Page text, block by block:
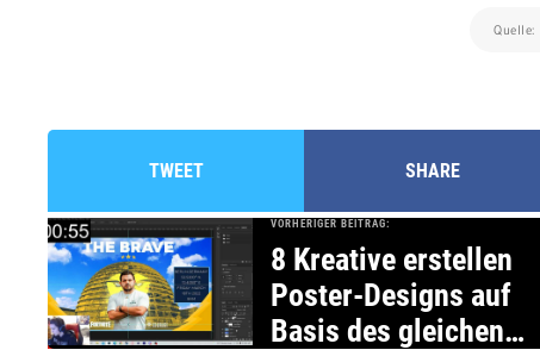
Quelle:
TWEET SHARE
VORHERIGER BEITRAG:
8 Kreative erstellen
Poster-Designs auf
Basis des gleichen